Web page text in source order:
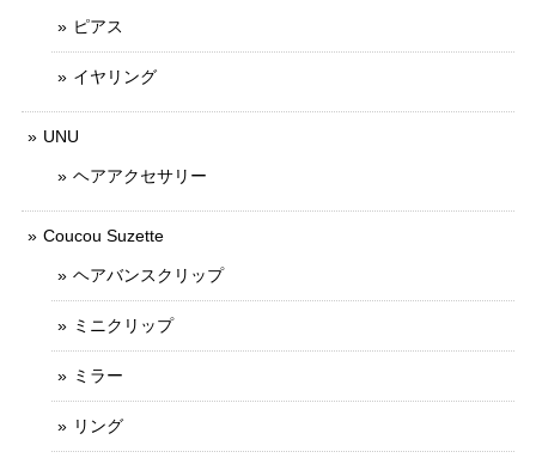
ピアス
イヤリング
UNU
ヘアアクセサリー
Coucou Suzette
ヘアバンスクリップ
ミニクリップ
ミラー
リング